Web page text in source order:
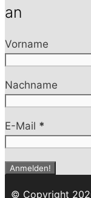
an
Vorname
Nachname
E-Mail *
© Copyright